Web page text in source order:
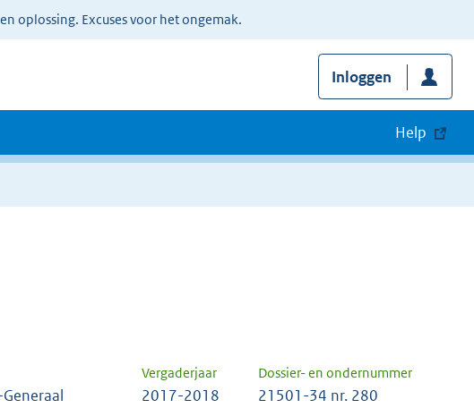
oplossing. Excuses voor het ongemak.
Inloggen
Help
Vergaderjaar Dossier- en ondernummer
2017-2018 21501-34 nr. 280